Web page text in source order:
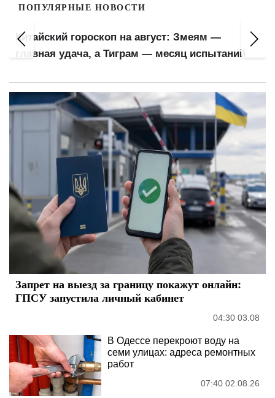
ПОПУЛЯРНЫЕ НОВОСТИ
Китайский гороскоп на август: Змеям —
главная удача, а Тиграм — месяц испытаний
Запрет на выезд за границу покажут онлайн:
ГПСУ запустила личный кабинет
04:30 03.08
В Одессе перекроют воду на
семи улицах: адреса ремонтных
работ
07:40 02.08.26